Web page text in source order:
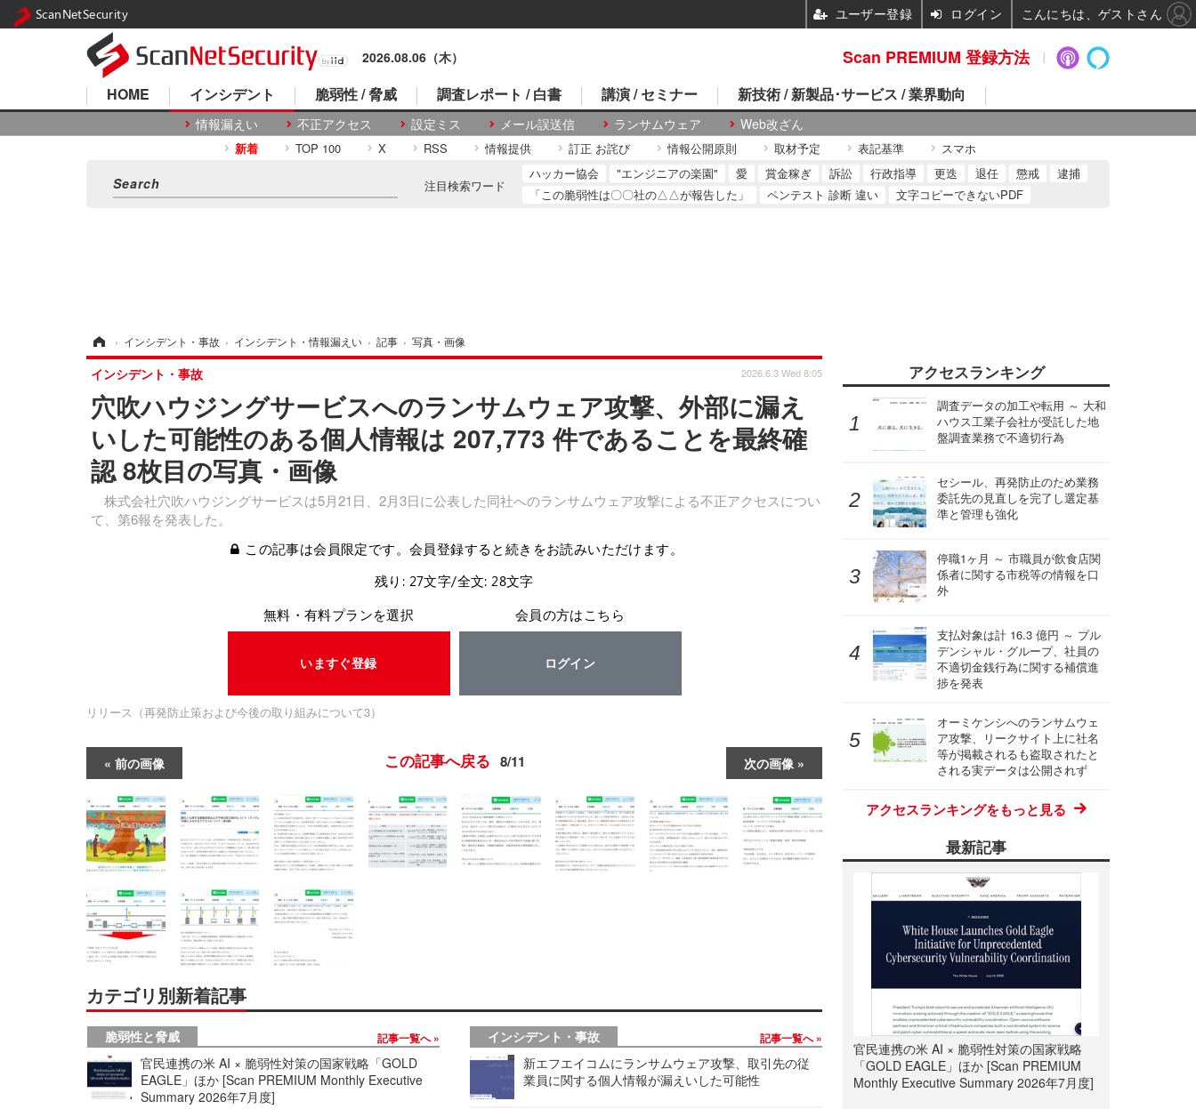
2026.08.06（木）
HOME インシデント
情報漏えい 不正アクセス 設定ミス メール誤送信 ランサムウェア Web改ざん
脆弱性 / 脅威 調査レポート / 白書 講演 / セミナー 新技術 / 新製品･サービス / 業界動向
新着 TOP 100 X RSS 情報提供 訂正 お詫び 情報公開原則 取材予定 表記基準 スマホ
注目検索ワード
ハッカー協会 "エンジニアの楽園" 愛 賞金稼ぎ 訴訟 行政指導 更迭 退任 懲戒
逮捕
「この脆弱性は〇〇社の△△が報告した」
ペンテスト 診断 違い 文字コピーできないPDF
› インシデント・事故 › インシデント・情報漏えい › 記事 › 写真・画像
穴吹ハウジングサービスへのランサムウェア攻撃、外部に漏え
いした可能性のある個人情報は 207,773 件であることを最終確
認 8枚目の写真・画像
株式会社穴吹ハウジングサービスは5月21日、2月3日に公表した同社へのランサムウェア攻撃による不正アクセスについ
て、第6報を発表した。
インシデント・事故 2026.6.3 Wed 8:05
この記事は会員限定です。会員登録すると続きをお読みいただけます。
残り: 27文字/全文: 28文字
無料・有料プランを選択
いますぐ登録
会員の方はこちら
ログイン
リリース（再発防止策および今後の取り組みについて3）
前の画像 次の画像
この記事へ戻る 8/11
カテゴリ別新着記事
脆弱性と脅威 記事一覧へ
官民連携の米 AI × 脆弱性対策の国家戦略「GOLD
EAGLE」ほか [Scan PREMIUM Monthly Executive
Summary 2026年7月度]
インシデント・事故 記事一覧へ
新エフエイコムにランサムウェア攻撃、取引先の従
業員に関する個人情報が漏えいした可能性
アクセスランキング
調査データの加工や転用 ～ 大和
ハウス工業子会社が受託した地
盤調査業務で不適切行為
セシール、再発防止のため業務
委託先の見直しを完了し選定基
準と管理も強化
停職1ヶ月 ～ 市職員が飲食店関
係者に関する市税等の情報を口
外
支払対象は計 16.3 億円 ～ プル
デンシャル・グループ、社員の
不適切金銭行為に関する補償進
捗を発表
オーミケンシへのランサムウェ
ア攻撃、リークサイト上に社名
等が掲載されるも盗取されたと
される実データは公開されず
アクセスランキングをもっと見る
最新記事
官民連携の米 AI × 脆弱性対策の国家戦略
「GOLD EAGLE」ほか [Scan PREMIUM
Monthly Executive Summary 2026年7月度]
Scan PREMIUM 登録方法
ScanNetSecurity ユーザー登録 ログイン こんにちは、ゲストさん